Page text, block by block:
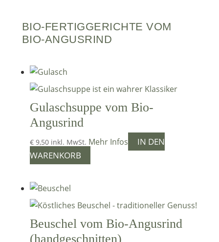
BIO-FERTIGGERICHTE VOM
BIO-ANGUSRIND
Gulaschsuppe vom Bio-
Angusrind
€9,50 inkl. MwSt. Mehr Infos
IN DEN
WARENKORB
Beuschel vom Bio-Angusrind
(handgeschnitten)